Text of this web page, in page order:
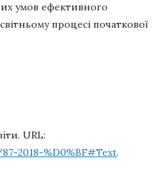
умов ефективного
процесі початкової
URL:
2018-%D0%BF#Text.